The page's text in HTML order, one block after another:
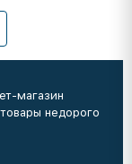
магазин
недорого